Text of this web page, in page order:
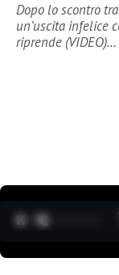
Dopo lo scontro
un’uscita infelice
riprende (VIDEO)…